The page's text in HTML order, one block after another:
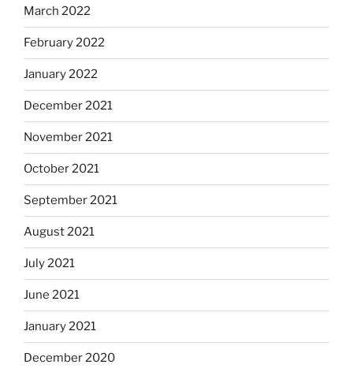
March 2022
February 2022
January 2022
December 2021
November 2021
October 2021
September 2021
August 2021
July 2021
June 2021
January 2021
December 2020